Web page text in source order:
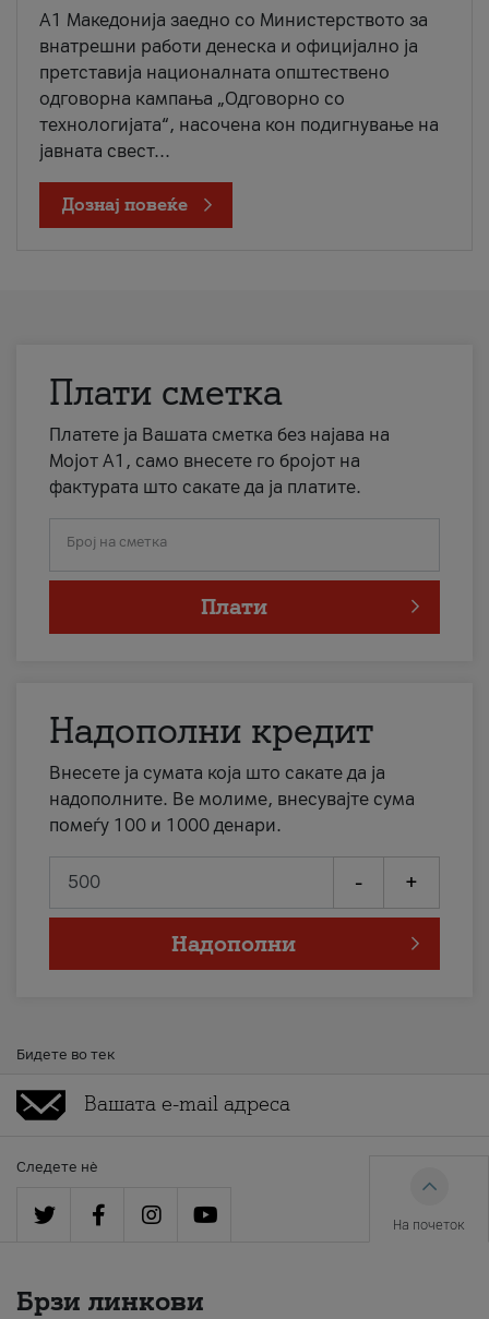
A1 Македонија заедно со Министерството за
внатрешни работи денеска и официјално ја
претставија националната општествено
одговорна кампања „Одговорно со
технологијата“, насочена кон подигнување на
јавната свест...
Дознај повеќе
Плати сметка
Платете ја Вашата сметка без најава на
Мојот А1, само внесете го бројот на
фактурата што сакате да ја платите.
Број на сметка
Плати
Надополни кредит
Внесете ја сумата која што сакате да ја
надополните. Ве молиме, внесувајте сума
помеѓу 100 и 1000 денари.
- +
Надополни
Бидете во тек
Следете нè
На почеток
Брзи линкови